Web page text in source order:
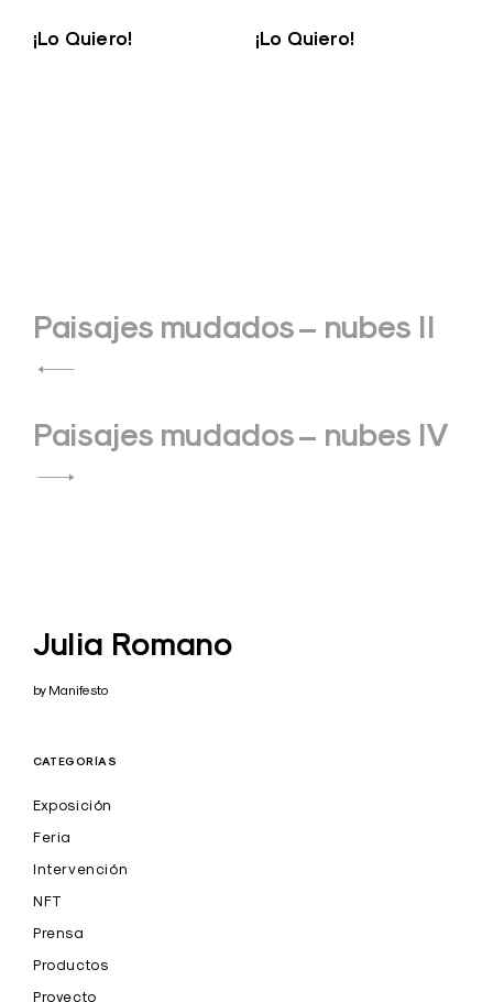
¡Lo Quiero! ¡Lo Quiero!
Navegación
de
Paisajes mudados – nubes II
Paisajes mudados – nubes IV
Julia Romano
by Manifesto
CATEGORÍAS
Exposición
Feria
Intervención
NFT
Prensa
Productos
Proyecto